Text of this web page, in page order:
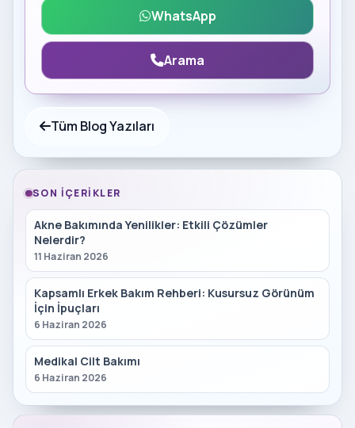
WhatsApp
Arama
Tüm Blog Yazıları
SON İÇERIKLER
Akne Bakımında Yenilikler: Etkili Çözümler
Nelerdir?
11 Haziran 2026
Kapsamlı Erkek Bakım Rehberi: Kusursuz Görünüm
İçin İpuçları
6 Haziran 2026
Medikal Cilt Bakımı
6 Haziran 2026